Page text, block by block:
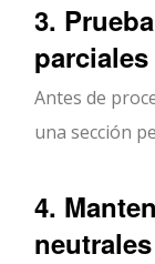
3.
parciales
Antes de
una sección
4.